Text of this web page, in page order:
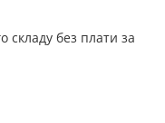
складу без плати за